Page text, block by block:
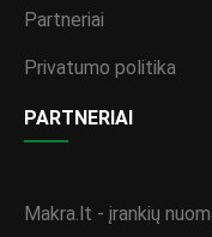
Partneriai
Privatumo politika
PARTNERIAI
Makra.lt - įrankių